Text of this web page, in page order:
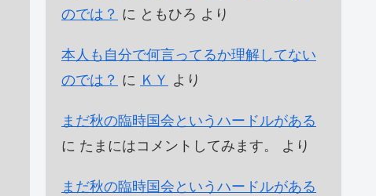
のでは？ に ともひろ より
本人も自分で何言ってるか理解してない
のでは？ に ＫＹ より
まだ秋の臨時国会というハードルがある
に たまにはコメントしてみます。 より
まだ秋の臨時国会というハードルがある